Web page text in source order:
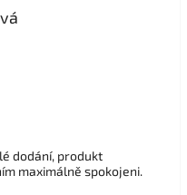
dodání, produkt
maximálně spokojeni.